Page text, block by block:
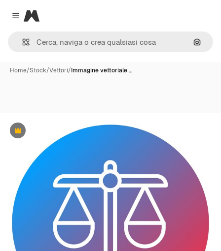
Close menu
Magnific
Cerca
Home/Stock/Vettori/Immagine vettoriale …
Premium